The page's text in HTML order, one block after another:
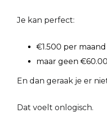
Je kan perfect:
€1.500 per
maar geen
En dan geraak je er
Dat voelt onlogisch.